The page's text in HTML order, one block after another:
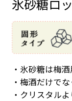
氷砂糖ロ
・氷砂糖は梅
・梅酒だけで
・クリスタル